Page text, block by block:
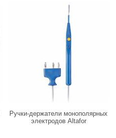
Ручки-держатели монополярных
электродов Altafor